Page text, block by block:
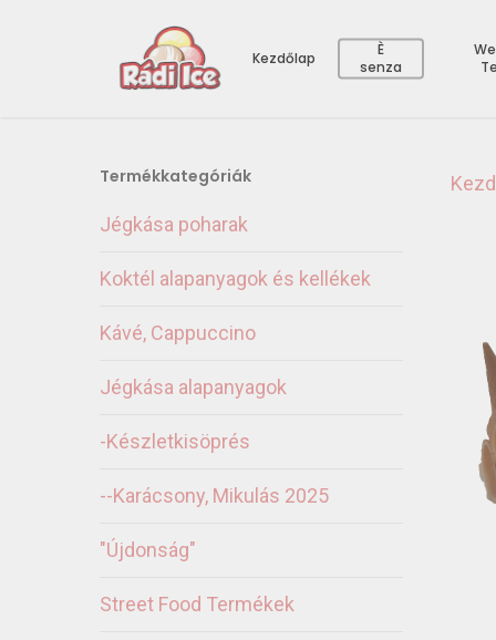
Kezdőlap
È
senza
Termékkategóriák
Jégkása poharak
Koktél alapanyagok és kellékek
Kávé, Cappuccino
Jégkása alapanyagok
-Készletkisöprés
--Karácsony, Mikulás 2025
"Újdonság"
Street Food Termékek